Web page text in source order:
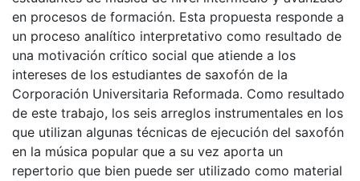
en procesos de formación. Esta propuesta responde a
un proceso analítico interpretativo como resultado de
una motivación crítico social que atiende a los
intereses de los estudiantes de saxofón de la
Corporación Universitaria Reformada. Como resultado
de este trabajo, los seis arreglos instrumentales en los
que utilizan algunas técnicas de ejecución del saxofón
en la música popular que a su vez aporta un
repertorio que bien puede ser utilizado como material